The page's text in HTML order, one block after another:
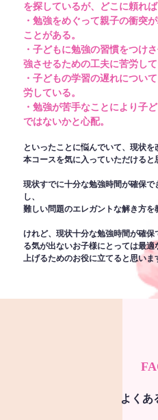
を探しているが、どこに頼れば
・勉強をめぐって親子の衝突
ことがある。
・子どもに勉強の習慣をつけ
強させるための工夫に苦労して
・子どもの学習の遅れについ
労している。
・勉強が苦手なことにより子
ではないかと心配。
といったことに悩んでいて、現状を
本コースを気に入っていただけると
現状すでに十分な勉強時間が確保
し、
難しい問題のエレガントな解き方を
けれど、現状十分な勉強時間が確
る気が出ないお子様にとっては最
上げるためのお役に立てると思いま
よくあ